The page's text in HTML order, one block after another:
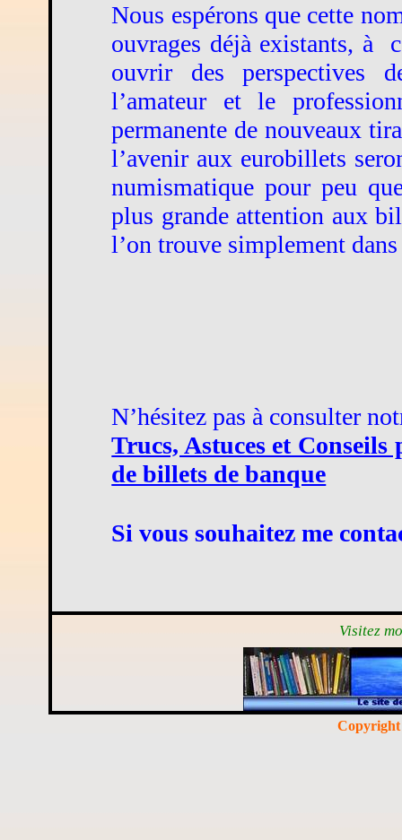
Nous espérons que cette
ouvrages déjà existants, à
ouvrir des perspectives
l’amateur et le
permanente de nouveaux
l’avenir aux eurobillets
numismatique pour peu
plus grande attention aux
l’on trouve simplement
N’hésitez pas à consulter
Trucs, Astuces et
de billets de banque
Si vous souhaitez me
Visitez